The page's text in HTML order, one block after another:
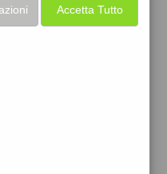
total
Accetta Tutto